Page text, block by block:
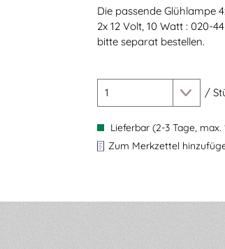
Die passende Glühlampe
2x 12 Volt, 10 Watt : 020-
bitte separat bestellen.
/
Lieferbar (2-3 Tage,
Zum Merkzettel